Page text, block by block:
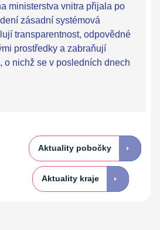
ministerstva vnitra přijala po
zásadní systémová
transparentnost, odpovědné
prostředky a zabraňují
o nichž se v posledních dnech
Aktuality pobočky
Aktuality kraje